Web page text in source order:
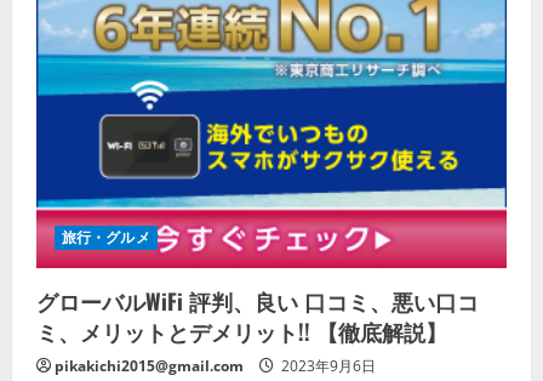
旅行・グルメ
グローバルWiFi 評判、良い 口コミ、悪い口コ
ミ、メリットとデメリット!! 【徹底解説】
pikakichi2015@gmail.com 2023年9月6日